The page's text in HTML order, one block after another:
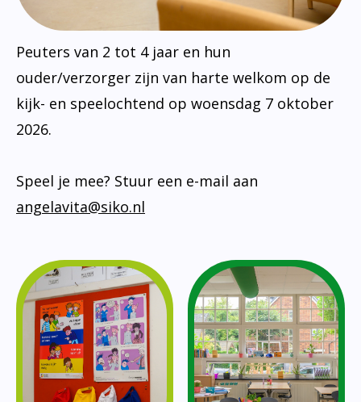
Peuters van 2 tot 4 jaar en hun
ouder/verzorger zijn van harte welkom op de
kijk- en speelochtend op woensdag 7 oktober
2026.
Speel je mee? Stuur een e-mail aan
angelavita@siko.nl